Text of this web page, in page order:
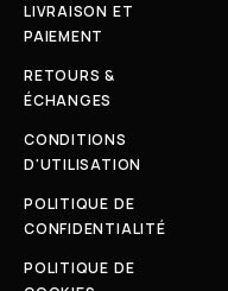
LIVRAISON ET
PAIEMENT
RETOURS &
ÉCHANGES
CONDITIONS
D'UTILISATION
POLITIQUE DE
CONFIDENTIALITÉ
POLITIQUE DE